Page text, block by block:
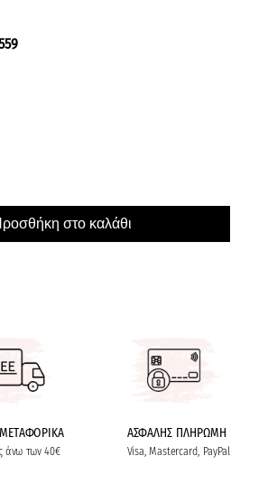
στο καλάθι
άνω των 40€
ΑΣΦΑΛΗΣ ΠΛΗΡΩΜΗ
Visa, Mastercard, PayPal